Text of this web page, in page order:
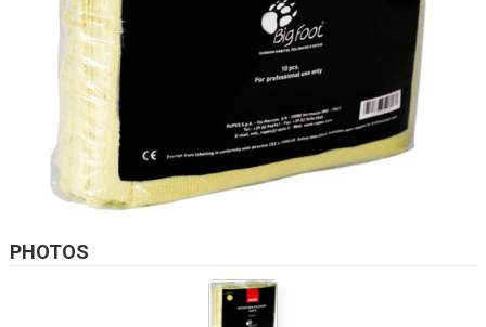
PHOTOS